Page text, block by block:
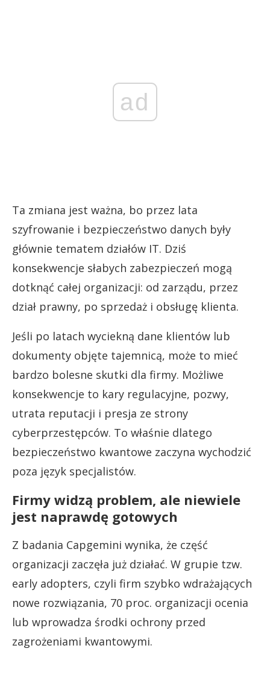
ad
Ta zmiana jest ważna, bo przez lata
szyfrowanie i bezpieczeństwo danych były
głównie tematem działów IT. Dziś
konsekwencje słabych zabezpieczeń mogą
dotknąć całej organizacji: od zarządu, przez
dział prawny, po sprzedaż i obsługę klienta.
Jeśli po latach wyciekną dane klientów lub
dokumenty objęte tajemnicą, może to mieć
bardzo bolesne skutki dla firmy. Możliwe
konsekwencje to kary regulacyjne, pozwy,
utrata reputacji i presja ze strony
cyberprzestępców. To właśnie dlatego
bezpieczeństwo kwantowe zaczyna wychodzić
poza język specjalistów.
Firmy widzą problem, ale niewiele
jest naprawdę gotowych
Z badania Capgemini wynika, że część
organizacji zaczęła już działać. W grupie tzw.
early adopters, czyli firm szybko wdrażających
nowe rozwiązania, 70 proc. organizacji ocenia
lub wprowadza środki ochrony przed
zagrożeniami kwantowymi.